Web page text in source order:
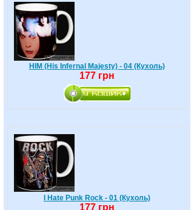
HIM (His Infernal Majesty) - 04 (Кухоль)
177 грн
I Hate Punk Rock - 01 (Кухоль)
177 грн